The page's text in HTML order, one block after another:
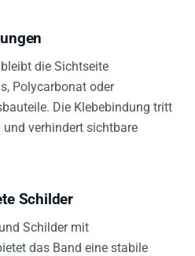
bleibt die Sichtseite
Polycarbonat oder
Die Klebebindung tritt
verhindert sichtbare
Schilder
Schilder mit
das Band eine stabile